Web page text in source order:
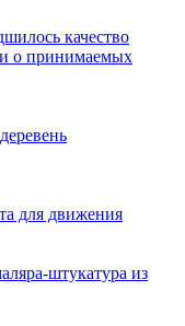
качество
о принимаемых
для движения
штукатура из